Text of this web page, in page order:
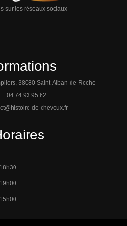
38080 Saint-Alban-de-Roche
04 74 93 95 62
de-cheveux.fr
sur les réseaux sociaux